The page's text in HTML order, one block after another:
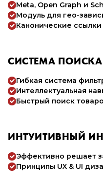
Meta, Open Graph и
Модуль для гео-
Канонические ссылки
СИСТЕМА
Гибкая система
Интеллектуальная
Быстрый поиск
ИНТУИТИВНЫЙ
Эффективно решает
Принципы UX & UI